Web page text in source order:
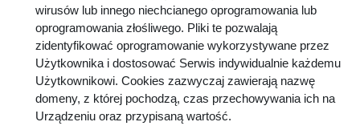
wirusów lub innego niechcianego oprogramowania lub
oprogramowania złośliwego. Pliki te pozwalają
zidentyfikować oprogramowanie wykorzystywane przez
Użytkownika i dostosować Serwis indywidualnie każdemu
Użytkownikowi. Cookies zazwyczaj zawierają nazwę
domeny, z której pochodzą, czas przechowywania ich na
Urządzeniu oraz przypisaną wartość.